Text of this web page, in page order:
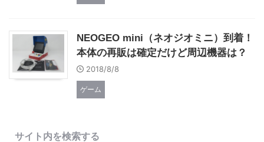
NEOGEO mini（ネオジオミニ）到着！
本体の再販は確定だけど周辺機器は？
2018/8/8
ゲーム
サイト内を検索する